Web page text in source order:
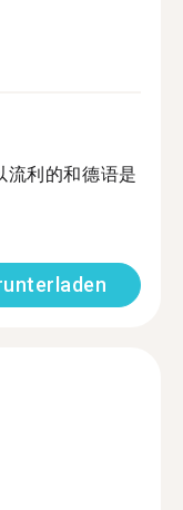
流利的和德语是